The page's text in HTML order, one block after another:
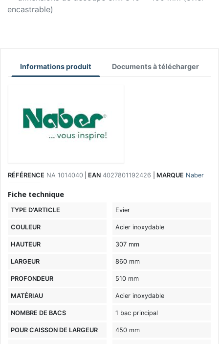
encastrable)
Informations produit Documents à télécharger
RÉFÉRENCE NA 1014040 EAN 4027801192426 MARQUE Naber
Fiche technique
TYPE D'ARTICLE Evier
COULEUR Acier inoxydable
HAUTEUR 307 mm
LARGEUR 860 mm
PROFONDEUR 510 mm
MATÉRIAU Acier inoxydable
NOMBRE DE BACS 1 bac principal
POUR CAISSON DE LARGEUR 450 mm